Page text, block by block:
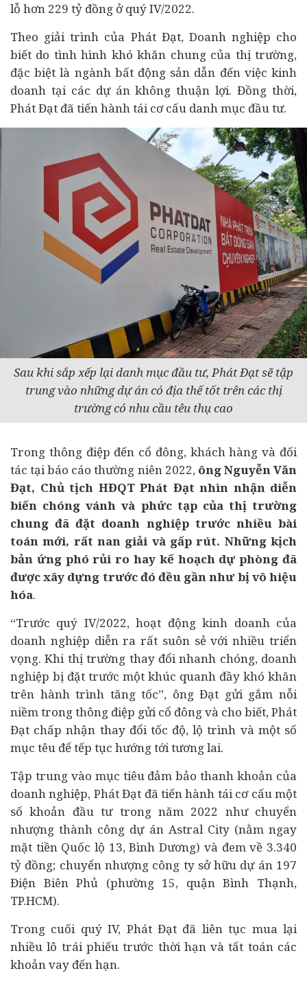
lỗ hơn 229 tỷ đồng ở quý IV/2022.
Theo giải trình của Phát Đạt, Doanh nghiệp cho
biết do tình hình khó khăn chung của thị trường,
đặc biệt là ngành bất động sản dẫn đến việc kinh
doanh tại các dự ánkhông thuận lợi. Đồng thời,
Phát Đạt đã tiến hành tái cơ cấu danh mục đầu tư.
Sau khi sắp xếp lại danh mục đầu tư, Phát Đạt sẽ tập
trung vào những dự án có địa thế tốt trên các thị
trường có nhu cầu têu thụ cao
Trong thông điệp đến cổ đông, khách hàng và đối
tác tại báo cáo thường niên 2022, ông Nguyễn Văn
Đạt, Chủ tịch HĐQT Phát Đạt nhìn nhận diễn
biến chóng vánh và phức tạp của thị trường
chung đã đặt doanh nghiệp trước nhiều bài
toán mới, rất nan giải và gấp rút. Những kịch
bản ứng phó rủi ro hay kế hoạch dự phòng đã
được xây dựng trước đó đều gần như bị vô hiệu
hóa.
“Trước quý IV/2022, hoạt động kinh doanh của
doanh nghiệp diễn ra rất suôn sẻ với nhiều triển
vọng. Khi thị trường thay đổi nhanh chóng, doanh
nghiệp bị đặt trước một khúc quanh đầy khó khăn
trên hành trình tăng tốc”, ông Đạt gửi gắm nỗi
niềm trong thông điệp gửi cổ đông và cho biết, Phát
Đạt chấp nhận thay đổi tốc độ, lộ trình và một số
mục têu để tếp tục hướng tới tương lai.
Tập trung vào mục tiêu đảm bảo thanh khoản của
doanh nghiệp, Phát Đạt đã tiến hành tái cơ cấumột
số khoản đầu tư trong năm 2022 như chuyển
nhượng thành công dự án Astral City (nằm ngay
mặt tiền Quốc lộ 13, Bình Dương) và đem về 3.340
tỷ đồng; chuyển nhượng công ty sở hữu dự án 197
Điện Biên Phủ (phường 15, quận Bình Thạnh,
TP.HCM).
Trong cuối quý IV, Phát Đạt đã liên tục mua lại
nhiều lô trái phiếu trước thời hạn và tất toán các
khoản vay đến hạn.